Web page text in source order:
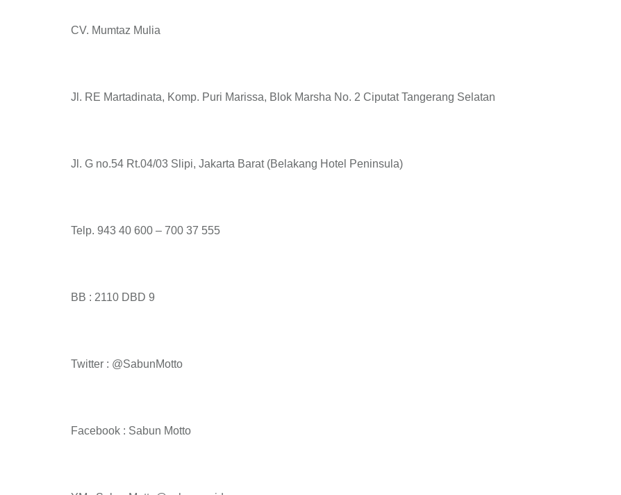
CV. Mumtaz Mulia
Jl. RE Martadinata, Komp. Puri Marissa, Blok Marsha No. 2 Ciputat Tangerang Selatan
Jl. G no.54 Rt.04/03 Slipi, Jakarta Barat (Belakang Hotel Peninsula)
Telp. 943 40 600 – 700 37 555
BB : 2110 DBD 9
Twitter : @SabunMotto
Facebook : Sabun Motto